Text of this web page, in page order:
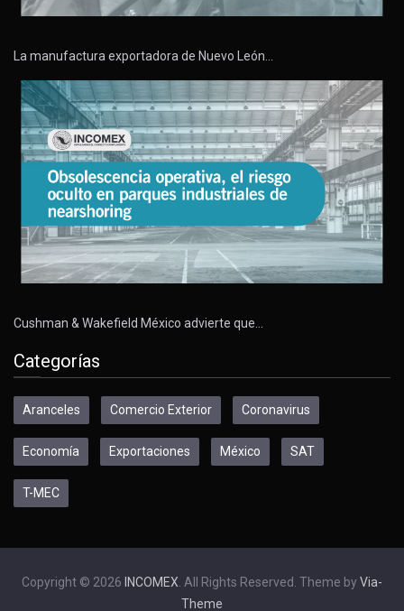
La manufactura exportadora de Nuevo León…
Cushman & Wakefield México advierte que…
Categorías
Aranceles Comercio Exterior Coronavirus
Economía Exportaciones México SAT
T-MEC
Copyright © 2026 INCOMEX. All Rights Reserved. Theme by Via-
Theme